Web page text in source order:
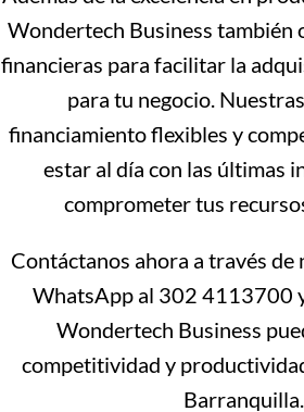
Wondertech Business también
financieras para facilitar la
para tu negocio.
financiamiento flexibles y
estar al día con las últimas
comprometer tus
Contáctanos ahora a través
WhatsApp al 302 4113700
Wondertech Business
competitividad y
Barranquilla.